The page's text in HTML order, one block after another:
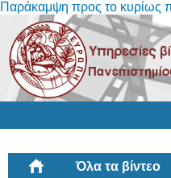
Παράκαμψη προς το κυρίως
Όλα τα βίντεο